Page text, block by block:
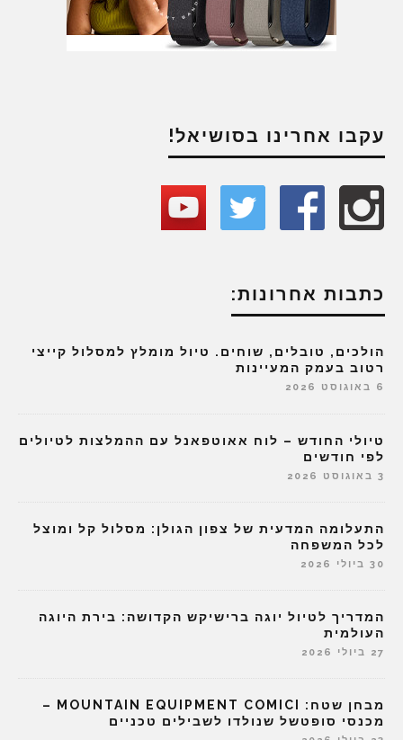
עקבו אחרינו בסושיאל!
כתבות אחרונות:
הולכים, טובלים, שוחים. טיול מומלץ למסלול קייצי
רטוב בעמק המעיינות
6 באוגוסט 2026
טיולי החודש – לוח אאוטפאנל עם ההמלצות לטיולים
לפי חודשים
3 באוגוסט 2026
התעלומה המדעית של צפון הגולן: מסלול קל ומוצל
לכל המשפחה
30 ביולי 2026
המדריך לטיול יוגה ברישיקש הקדושה: בירת היוגה
העולמית
27 ביולי 2026
מבחן שטח: MOUNTAIN EQUIPMENT COMICI –
מכנסי סופטשל שנולדו לשבילים טכניים